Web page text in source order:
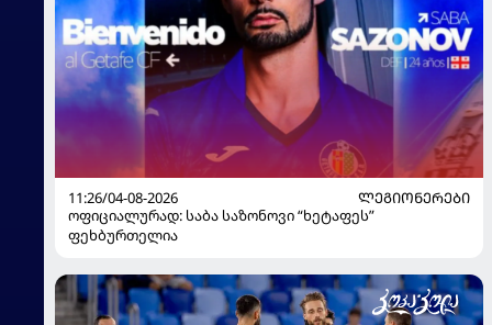
11:26/04-08-2026
ᲚᲔᲒᲘᲝᲜᲔᲠᲔᲑᲘ
ოფიციალურად: საბა საზონოვი “ხეტაფეს”
ფეხბურთელია